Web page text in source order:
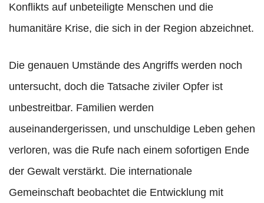
Konflikts auf unbeteiligte Menschen und die
humanitäre Krise, die sich in der Region abzeichnet.
Die genauen Umstände des Angriffs werden noch
untersucht, doch die Tatsache ziviler Opfer ist
unbestreitbar. Familien werden
auseinandergerissen, und unschuldige Leben gehen
verloren, was die Rufe nach einem sofortigen Ende
der Gewalt verstärkt. Die internationale
Gemeinschaft beobachtet die Entwicklung mit